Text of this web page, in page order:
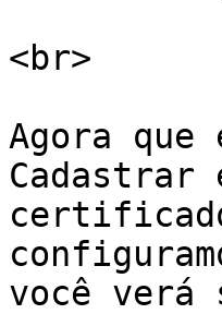
<br>
Agora
certificado
você verá